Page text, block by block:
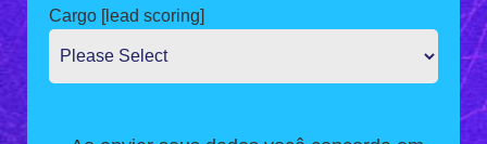
Cargo [lead scoring]